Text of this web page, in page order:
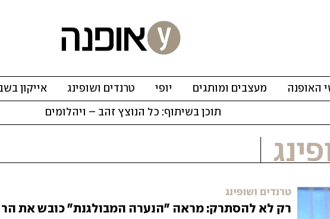
האופנה מעצבים ומותגים יופי טרנדים ושופינג אייקון
תוכן בשיתוף: כל הנוצץ זהב – ויהלומים
טרנדים ושופינג
רק לא להסתרק: מראה "הנערה המבולגנת" כובש את